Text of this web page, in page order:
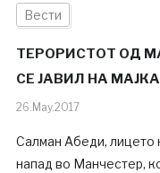
Вести
ТЕРОРИСТОТ ОД
СЕ ЈАВИЛ НА
26.May.2017
Салман Абеди, лицето
напад во Манчестер,